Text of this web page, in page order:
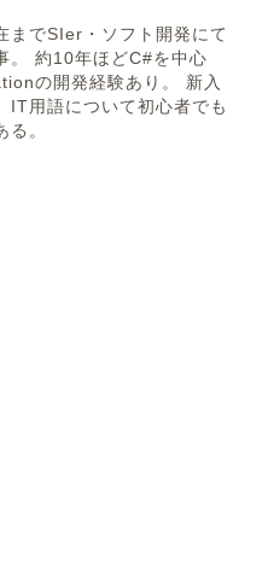
までSIer・ソフト開発にて
。 約10年ほどC#を中心
の開発経験あり。 新入
IT用語について初心者でも
。